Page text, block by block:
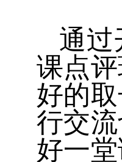
通过
课点
好的
行交
好一